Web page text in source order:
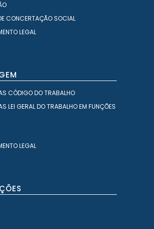
CONCERTAÇÃO SOCIAL
LEGAL
CÓDIGO DO TRABALHO
LEI GERAL DO TRABALHO EM FUNÇÕES
LEGAL